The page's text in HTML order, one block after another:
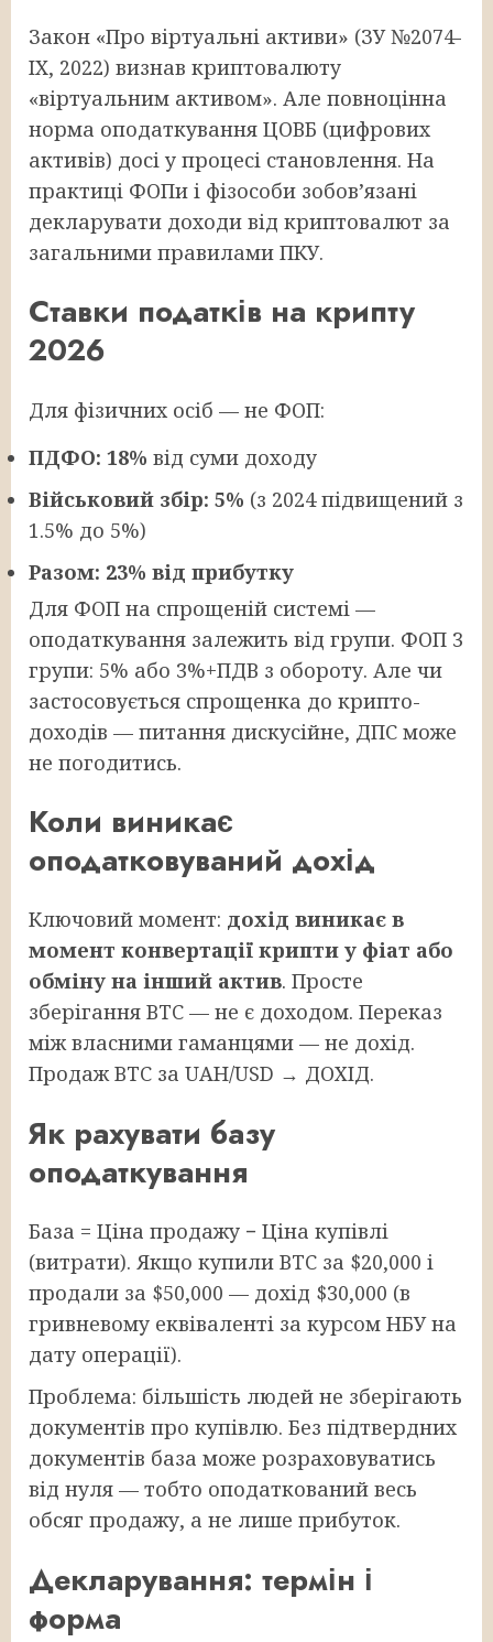
Закон «Про віртуальні активи» (ЗУ №2074-
IX, 2022) визнав криптовалюту
«віртуальним активом». Але повноцінна
норма оподаткування ЦОВБ (цифрових
активів) досі у процесі становлення. На
практиці ФОПи і фізособи зобов’язані
декларувати доходи від криптовалют за
загальними правилами ПКУ.
Ставки податків на крипту
2026
Для фізичних осіб — не ФОП:
ПДФО: 18% від суми доходу
Військовий збір: 5% (з 2024 підвищений з
1.5% до 5%)
Разом: 23% від прибутку
Для ФОП на спрощеній системі —
оподаткування залежить від групи. ФОП 3
групи: 5% або 3%+ПДВ з обороту. Але чи
застосовується спрощенка до крипто-
доходів — питання дискусійне, ДПС може
не погодитись.
Коли виникає
оподатковуваний дохід
Ключовий момент: дохід виникає в
момент конвертації крипти у фіат або
обміну на інший актив. Просте
зберігання BTC — не є доходом. Переказ
між власними гаманцями — не дохід.
Продаж BTC за UAH/USD → ДОХІД.
Як рахувати базу
оподаткування
База = Ціна продажу − Ціна купівлі
(витрати). Якщо купили BTC за $20,000 і
продали за $50,000 — дохід $30,000 (в
гривневому еквіваленті за курсом НБУ на
дату операції).
Проблема: більшість людей не зберігають
документів про купівлю. Без підтвердних
документів база може розраховуватись
від нуля — тобто оподаткований весь
обсяг продажу, а не лише прибуток.
Декларування: термін і
форма